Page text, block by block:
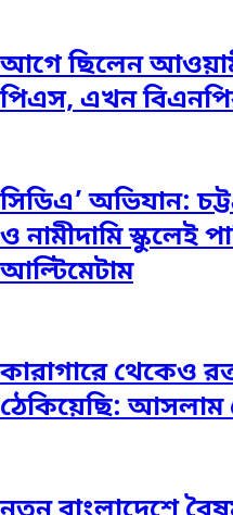
আগে ছিলেন
পিএস, এখন
সিডিএ’ অভিযান:
ও নামীদামি স্কুলেই
আল্টিমেটাম
কারাগারে থেকেও
ঠেকিয়েছি: আসলাম